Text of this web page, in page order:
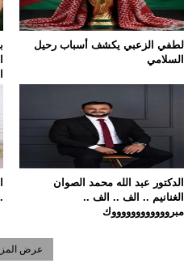
لطفي الزعبي يكشف أسباب رحيل
السلامي
الدكتور عبد الله محمد الصوان
الغنانيم .. الف .. الف ..
مبرووووووووووووك
عرض